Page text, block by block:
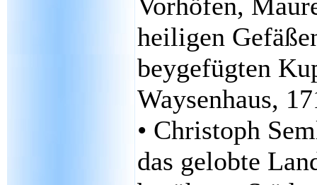
Vorhöfen,
heiligen
beygefügten
Waysenhaus,
• Christoph
das gelobte